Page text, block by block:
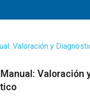
Valoración